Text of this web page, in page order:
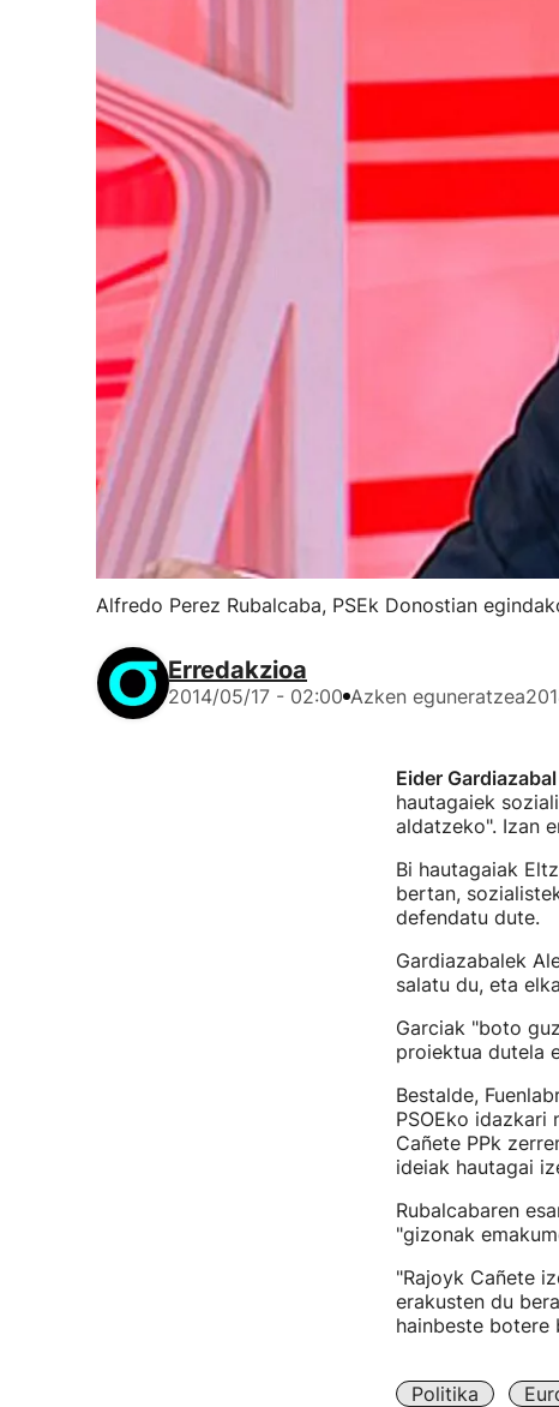
Alfredo Perez Rubalcaba, PSEk Donostian
Erredakzioa
2014/05/17 - 02:00 Azken eguneratzea
Eider Gardiazabal
hautagaiek
aldatzeko". Izan
Bi hautagaiak
bertan,
defendatu dute.
Gardiazabalek
salatu du, eta
Garciak "boto
proiektua dutela
Bestalde,
PSOEko idazkari
Cañete PPk
ideiak hautagai
Rubalcabaren
"gizonak
"Rajoyk Cañete
erakusten du
hainbeste botere
Politika